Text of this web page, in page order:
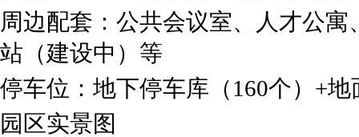
周边配套：公共会议室、人才公
站（建设中）等
停车位：地下停车库（160个）+
园区实景图